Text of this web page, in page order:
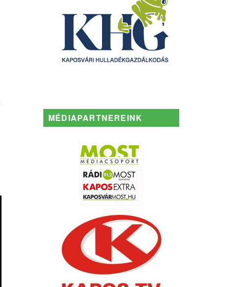
MÉDIAPARTNEREINK